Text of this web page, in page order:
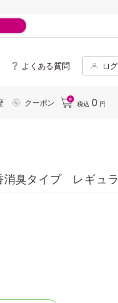
よくある質問 ロ
クーポン 0
税込 0 円
臭タイプ レギュ